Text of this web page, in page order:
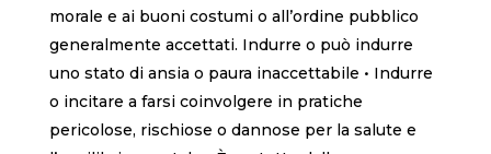
morale e ai buoni costumi o all’ordine pubblico
generalmente accettati. Indurre o può indurre
uno stato di ansia o paura inaccettabile • Indurre
o incitare a farsi coinvolgere in pratiche
pericolose, rischiose o dannose per la salute e